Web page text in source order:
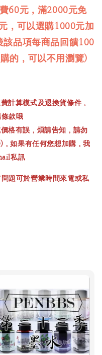
60元，滿2000元免
，可以選購1000元加
品項每商品回饋100
的，可以不用瀏覽)
費計算模式及退換貨條件 ，
款哦
格有誤，煩請告知，請勿
如果有任何您想加購，我
私訊
題可於營業時間來電或私